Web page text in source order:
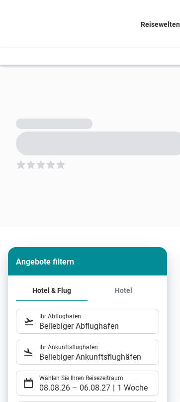
Reisewelten
5
Angebote filtern
Hotel & Flug Hotel
Ihr Abflughafen
Beliebiger Abflughafen
Ihr Ankunftsflughafen
Beliebiger Ankunftsflughäfen
Wählen Sie Ihren Reisezeitraum
08.08.26 – 06.08.27 1 Woche